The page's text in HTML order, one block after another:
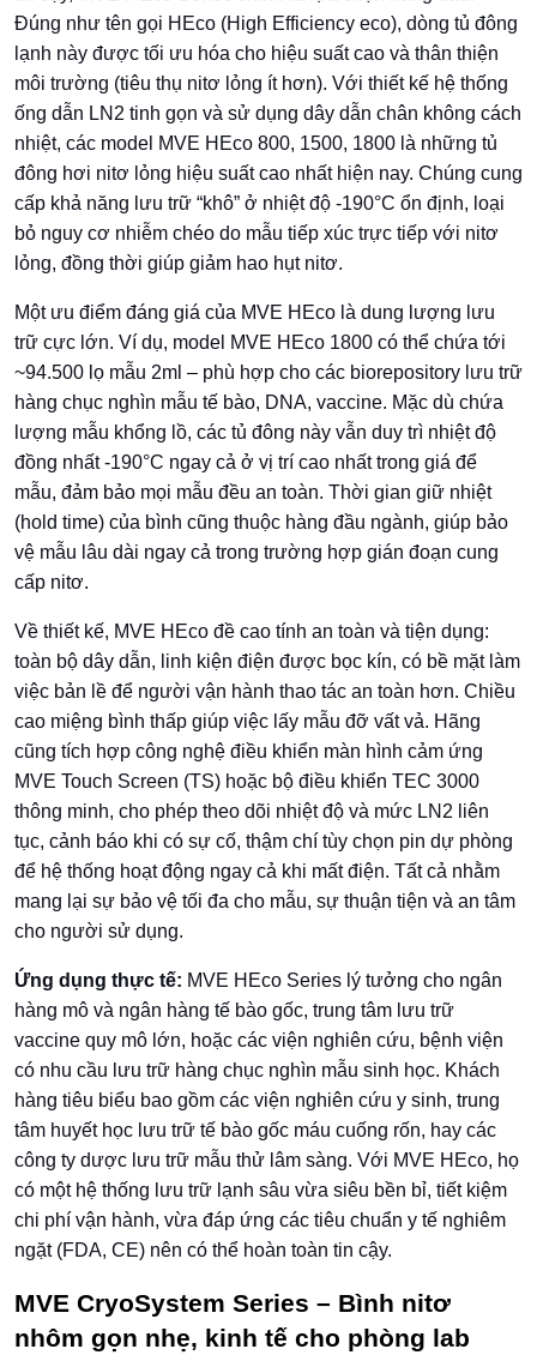
Đúng như tên gọi HEco (High Efficiency eco), dòng tủ đông
lạnh này được tối ưu hóa cho hiệu suất cao và thân thiện
môi trường (tiêu thụ nitơ lỏng ít hơn). Với thiết kế hệ thống
ống dẫn LN2 tinh gọn và sử dụng dây dẫn chân không cách
nhiệt, các model MVE HEco 800, 1500, 1800 là những tủ
đông hơi nitơ lỏng hiệu suất cao nhất hiện nay. Chúng cung
cấp khả năng lưu trữ “khô” ở nhiệt độ -190°C ổn định, loại
bỏ nguy cơ nhiễm chéo do mẫu tiếp xúc trực tiếp với nitơ
lỏng, đồng thời giúp giảm hao hụt nitơ.
Một ưu điểm đáng giá của MVE HEco là dung lượng lưu
trữ cực lớn. Ví dụ, model MVE HEco 1800 có thể chứa tới
~94.500 lọ mẫu 2ml – phù hợp cho các biorepository lưu trữ
hàng chục nghìn mẫu tế bào, DNA, vaccine. Mặc dù chứa
lượng mẫu khổng lồ, các tủ đông này vẫn duy trì nhiệt độ
đồng nhất -190°C ngay cả ở vị trí cao nhất trong giá để
mẫu, đảm bảo mọi mẫu đều an toàn. Thời gian giữ nhiệt
(hold time) của bình cũng thuộc hàng đầu ngành, giúp bảo
vệ mẫu lâu dài ngay cả trong trường hợp gián đoạn cung
cấp nitơ.
Về thiết kế, MVE HEco đề cao tính an toàn và tiện dụng:
toàn bộ dây dẫn, linh kiện điện được bọc kín, có bề mặt làm
việc bản lề để người vận hành thao tác an toàn hơn. Chiều
cao miệng bình thấp giúp việc lấy mẫu đỡ vất vả. Hãng
cũng tích hợp công nghệ điều khiển màn hình cảm ứng
MVE Touch Screen (TS) hoặc bộ điều khiển TEC 3000
thông minh, cho phép theo dõi nhiệt độ và mức LN2 liên
tục, cảnh báo khi có sự cố, thậm chí tùy chọn pin dự phòng
để hệ thống hoạt động ngay cả khi mất điện. Tất cả nhằm
mang lại sự bảo vệ tối đa cho mẫu, sự thuận tiện và an tâm
cho người sử dụng.
Ứng dụng thực tế: MVE HEco Series lý tưởng cho ngân
hàng mô và ngân hàng tế bào gốc, trung tâm lưu trữ
vaccine quy mô lớn, hoặc các viện nghiên cứu, bệnh viện
có nhu cầu lưu trữ hàng chục nghìn mẫu sinh học. Khách
hàng tiêu biểu bao gồm các viện nghiên cứu y sinh, trung
tâm huyết học lưu trữ tế bào gốc máu cuống rốn, hay các
công ty dược lưu trữ mẫu thử lâm sàng. Với MVE HEco, họ
có một hệ thống lưu trữ lạnh sâu vừa siêu bền bỉ, tiết kiệm
chi phí vận hành, vừa đáp ứng các tiêu chuẩn y tế nghiêm
ngặt (FDA, CE) nên có thể hoàn toàn tin cậy.
MVE CryoSystem Series – Bình nitơ
nhôm gọn nhẹ, kinh tế cho phòng lab